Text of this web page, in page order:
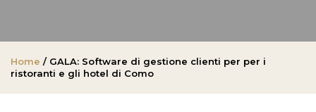
Home / GALA: Software di gestione clienti per per i
ristoranti e gli hotel di Como